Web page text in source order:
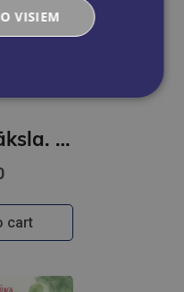
Mangas māksla. Krāsojamā grāmata
cart
VISIEM